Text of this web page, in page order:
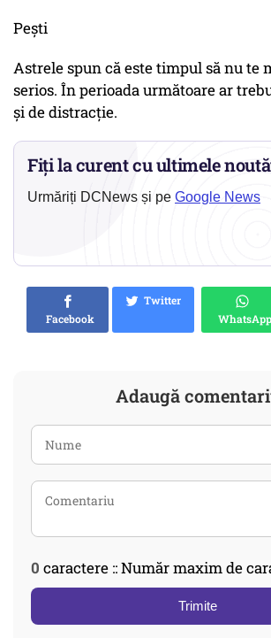
Pești
Astrele spun că este timpul să nu te
serios. În perioada următoare ar
și de distracție.
Fiți la curent cu ultimele
Urmăriți DCNews și pe Google News
Facebook
Twitter
WhatsApp
Adaugă
0 caractere :: Număr maxim de
Trimite